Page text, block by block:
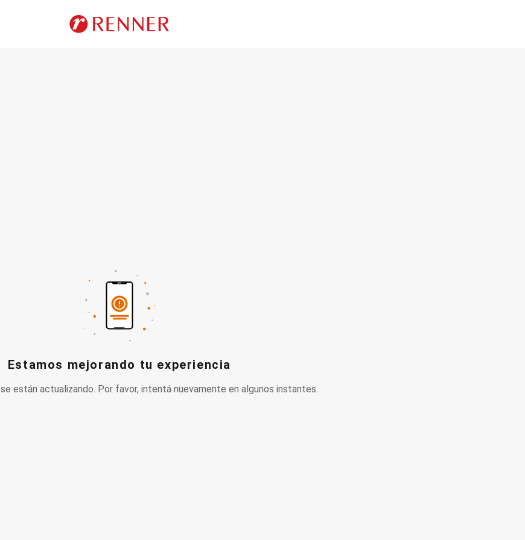
Estamos mejorando tu experiencia
están actualizando. Por favor, intentá nuevamente en algunos instantes.